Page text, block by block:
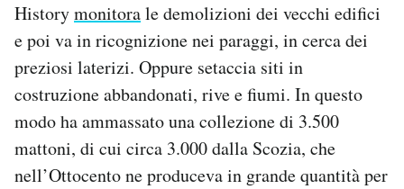
Historymonitorale demolizioni dei vecchi edifici
e poi va in ricognizione nei paraggi, in cerca dei
preziosi laterizi. Oppure setaccia siti in
costruzione abbandonati, rive e fiumi. In questo
modo ha ammassato una collezione di 3.500
mattoni, di cui circa 3.000 dalla Scozia, che
nell’Ottocento ne produceva in grande quantità per